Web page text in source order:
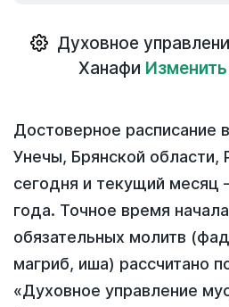
Духовное
Ханафи
Достоверное расписание
Унечы, Брянской области,
сегодня и текущий месяц
года. Точное время
обязательных молитв
магриб, иша) рассчитано
«Духовное управление